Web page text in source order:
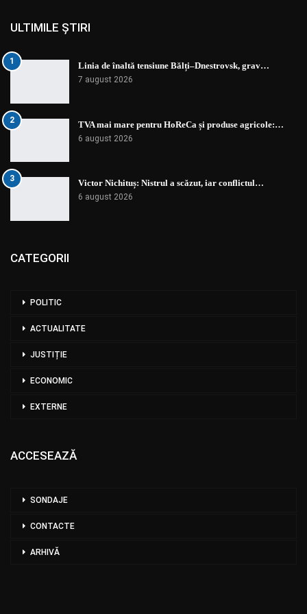
ULTIMILE ȘTIRI
1 Linia de înaltă tensiune Bălți–Dnestrovsk, grav…
7 august 2026
2 TVA mai mare pentru HoReCa și produse agricole:…
6 august 2026
3 Victor Nichituș: Nistrul a scăzut, iar conflictul…
6 august 2026
CATEGORII
POLITIC
ACTUALITATE
JUSTIȚIE
ECONOMIC
EXTERNE
ACCESEAZĂ
SONDAJE
CONTACTE
ARHIVĂ